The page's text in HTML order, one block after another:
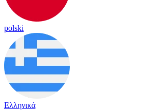
polski
Ελληνικά